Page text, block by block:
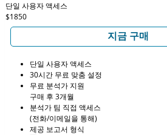
단일 사용자 액세스
$1850
지금 구매
단일 사용자 액세스
30시간 무료 맞춤 설정
무료 분석가 지원
구매 후 3개월
분석가 팀 직접 액세스
(전화/이메일을 통해)
제공 보고서 형식